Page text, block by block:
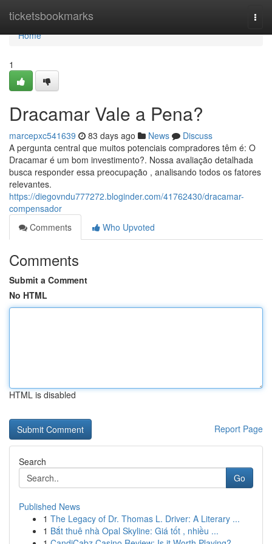
ticketsbookmarks
Home
Home
1
Dracamar Vale a Pena?
marcepxc541639 83 days ago News
Discuss
A pergunta central que muitos potenciais compradores têm é: O
Dracamar é um bom investimento?. Nossa avaliação detalhada
busca responder essa preocupação , analisando todos os fatores
relevantes.
https://diegovndu777272.bloginder.com/41762430/dracamar-
compensador
Comments
Who Upvoted
Comments
Submit a Comment
No HTML
HTML is disabled
Report Page
Search
Go
Published News
1 The Legacy of Dr. Thomas L. Driver: A Literary ...
1 Bắt thuê nhà Opal Skyline: Giá tốt , nhiều ...